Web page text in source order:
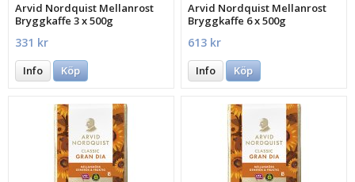
Arvid Nordquist Mellanrost
Bryggkaffe 3 x 500g
331 kr
Info Köp
Arvid Nordquist Mellanrost
Bryggkaffe 6 x 500g
613 kr
Info Köp